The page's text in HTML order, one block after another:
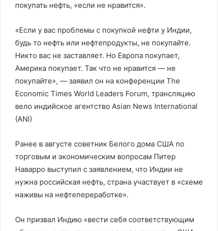
покупать нефть, «если не нравится».
«Если у вас проблемы с покупкой нефти у Индии,
будь то нефть или нефтепродукты, не покупайте.
Никто вас не заставляет. Но Европа покупает,
Америка покупает. Так что не нравится — не
покупайте», — заявил он на конференции The
Economic Times World Leaders Forum, трансляцию
вело индийское агентство Asian News International
(ANI)
Ранее в августе советник Белого дома США по
торговым и экономическим вопросам Питер
Наварро выступил с заявлением, что Индии не
нужна российская нефть, страна участвует в «схеме
наживы на нефтепереработке».
Он призвал Индию «вести себя соответствующим